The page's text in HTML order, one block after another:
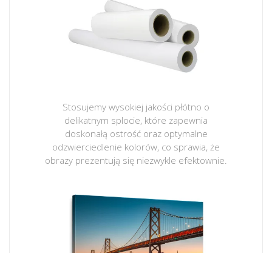
Stosujemy wysokiej jakości płótno o
delikatnym splocie, które zapewnia
doskonałą ostrość oraz optymalne
odzwierciedlenie kolorów, co sprawia, że
obrazy prezentują się niezwykle efektownie.